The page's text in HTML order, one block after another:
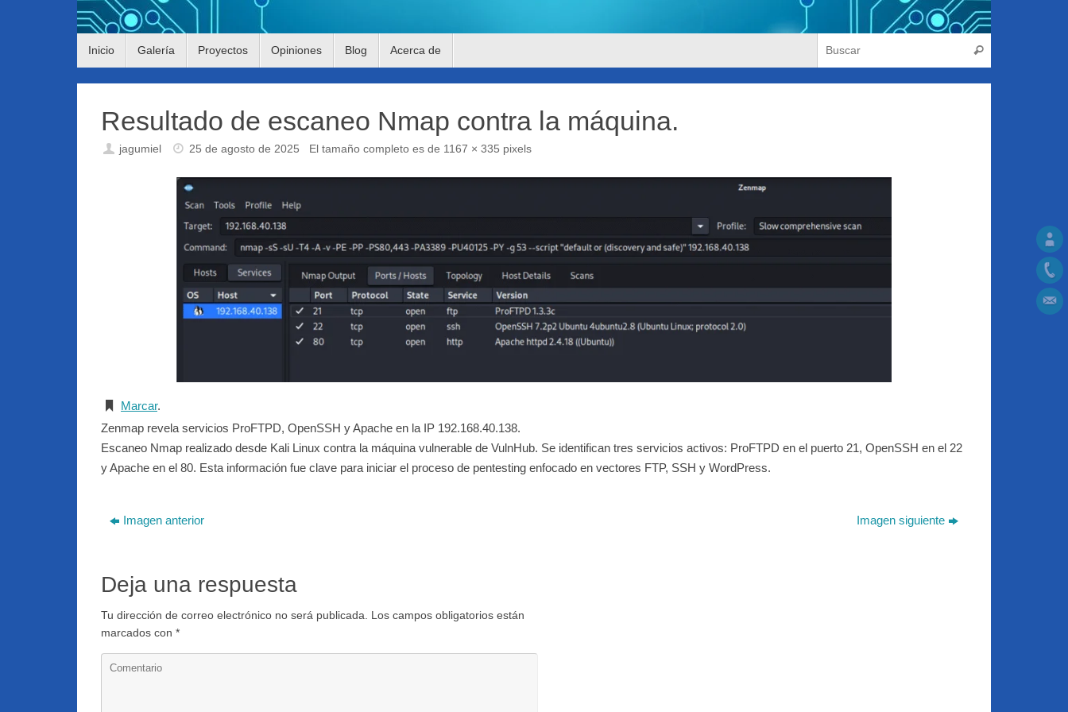
Inicio Galería Proyectos Opiniones Blog Acerca de Buscar
Resultado de escaneo Nmap contra la máquina.
jagumiel 25 de agosto de 2025 El tamaño completo es de 1167 × 335 pixels
Marcar.
Zenmap revela servicios ProFTPD, OpenSSH y Apache en la IP 192.168.40.138.
Escaneo Nmap realizado desde Kali Linux contra la máquina vulnerable de VulnHub. Se identifican tres servicios activos: ProFTPD en el puerto 21, OpenSSH en el 22
y Apache en el 80. Esta información fue clave para iniciar el proceso de pentesting enfocado en vectores FTP, SSH y WordPress.
Imagen anterior Imagen siguiente
Deja una respuesta
Tu dirección de correo electrónico no será publicada. Los campos obligatorios están
marcados con *